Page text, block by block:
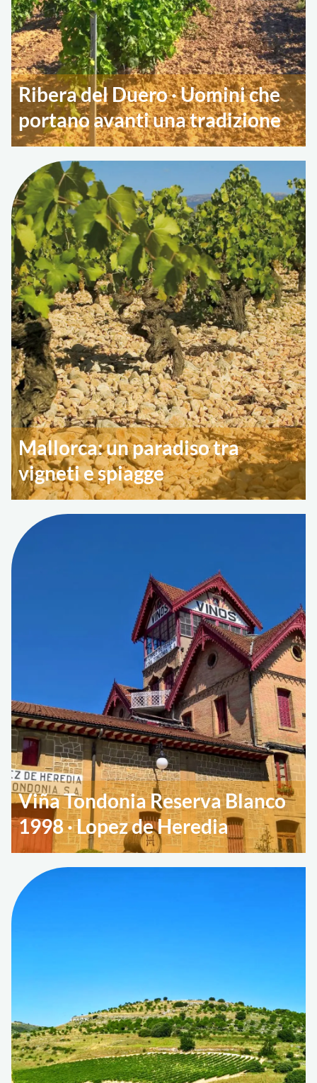
Ribera del Duero · Uomini che
portano avanti una tradizione
Mallorca: un paradiso tra
vigneti e spiagge
Viña Tondonia Reserva Blanco
1998 · Lopez de Heredia